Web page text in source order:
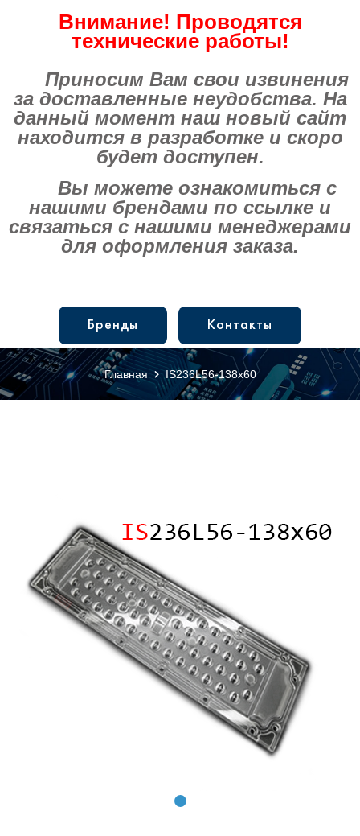
Внимание! Проводятся
технические работы!
Приносим Вам свои извинения
за доставленные неудобства. На
данный момент наш новый сайт
находится в разработке и скоро
будет доступен.
Вы можете ознакомиться с
нашими брендами по ссылке и
связаться с нашими менеджерами
для оформления заказа.
Бренды Контакты
Главная IS236L56-138x60